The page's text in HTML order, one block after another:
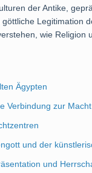
der Antike,
Legitimation
wie
Ägypten
Verbindung zur Macht
und der
und